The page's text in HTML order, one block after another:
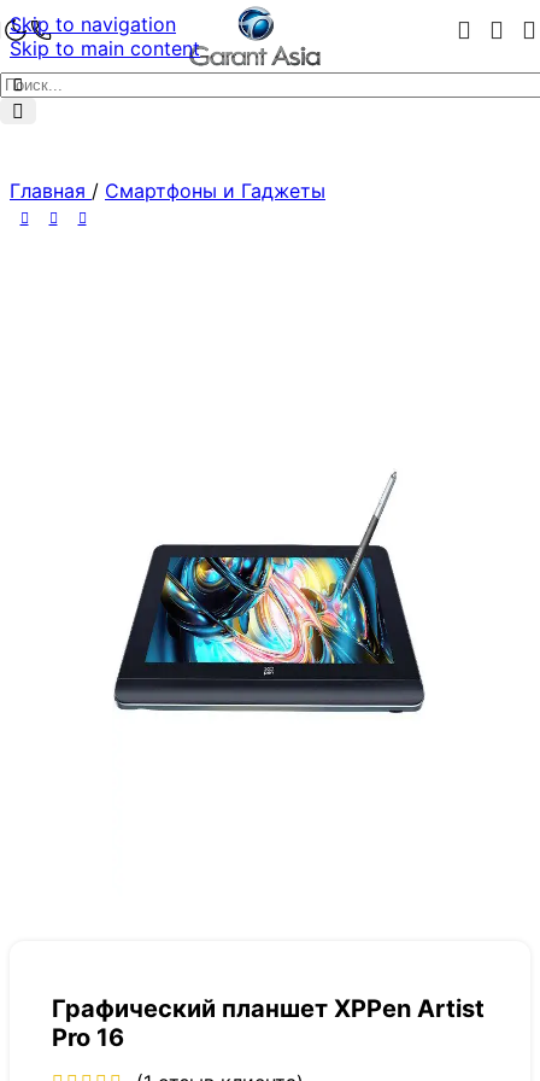
Skip to navigation
Skip to main content
Главная / Смартфоны и Гаджеты
Графический планшет XPPen Artist
Pro 16